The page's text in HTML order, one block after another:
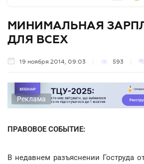
МИНИМАЛЬНАЯ
ДЛЯ ВСЕХ
19 ноября 2014, 09:03 593
Реклама
ПРАВОВОЕ СОБЫТИЕ:
В недавнем разъяснении Гоструда